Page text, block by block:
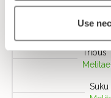
Use
Alaheimo
Tribus
Suku